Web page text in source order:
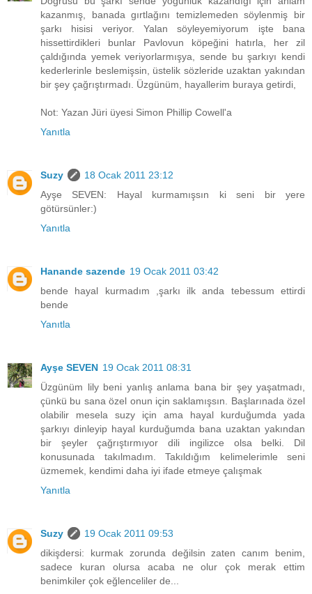
kazanmış, banada gırtlağını temizlemeden söylenmiş bir
şarkı hisisi veriyor. Yalan söyleyemiyorum işte bana
hissettirdikleri bunlar Pavlovun köpeğini hatırla, her zil
çaldığında yemek veriyorlarmışya, sende bu şarkıyı kendi
kederlerinle beslemişsin, üstelik sözleride uzaktan yakından
bir şey çağrıştırmadı. Üzgünüm, hayallerim buraya getirdi,
Not: Yazan Jüri üyesi Simon Phillip Cowell'a
Yanıtla
Suzy
18 Ocak 2011 23:12
Ayşe SEVEN: Hayal kurmamışsın ki seni bir yere
götürsünler:)
Yanıtla
Hanande sazende 19 Ocak 2011 03:42
bende hayal kurmadım ,şarkı ilk anda tebessum ettirdi
bende
Yanıtla
Ayşe SEVEN 19 Ocak 2011 08:31
Üzgünüm lily beni yanlış anlama bana bir şey yaşatmadı,
çünkü bu sana özel onun için saklamışsın. Başlarınada özel
olabilir mesela suzy için ama hayal kurduğumda yada
şarkıyı dinleyip hayal kurduğumda bana uzaktan yakından
bir şeyler çağrıştırmıyor dili ingilizce olsa belki. Dil
konusunada takılmadım. Takıldığım kelimelerimle seni
üzmemek, kendimi daha iyi ifade etmeye çalışmak
Yanıtla
Suzy
19 Ocak 2011 09:53
dikişdersi: kurmak zorunda değilsin zaten canım benim,
sadece kuran olursa acaba ne olur çok merak ettim
benimkiler çok eğlenceliler de...